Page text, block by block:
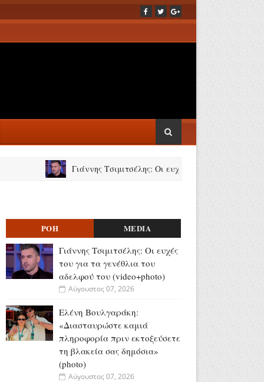
Γιάννης Τσιμιτσέλης: Οι ευχές του για τα γενέθλια του
ΡΟΗ MEDIA
Γιάννης Τσιμιτσέλης: Οι ευχές
του για τα γενέθλια του
αδελφού του (video+photo)
Αύγουστος 07, 2026
Ελένη Βουλγαράκη:
«Διασταυρώστε καμιά
πληροφορία πριν εκτοξεύσετε
τη βλακεία σας δημόσια»
(photo)
Αύγουστος 07, 2026